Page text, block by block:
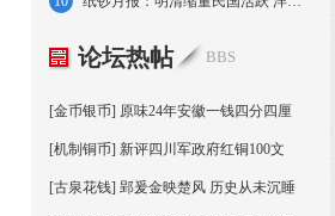
论坛热帖 BBS
[金币银币] 原味24年安徽一钱四分四厘
[机制铜币] 新评四川军政府红铜100文
[古泉花钱] 郢爰金映楚风 历史从未沉睡